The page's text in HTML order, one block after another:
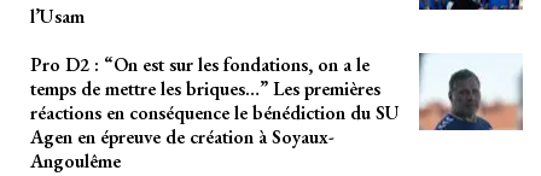
l’Usam
Pro D2 : “On est sur les fondations, on a le
temps de mettre les briques…” Les premières
réactions en conséquence le bénédiction du SU
Agen en épreuve de création à Soyaux-
Angoulême